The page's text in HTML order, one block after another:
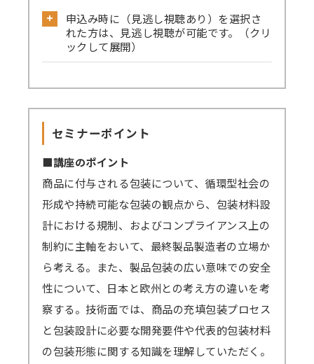
ングをお試しください。
確認はこちら
→Skype／Teams／LINEなど別のミーティン
象が起きる可能性がございます。お手数です
が、これらのアプリは閉じた状態にてZoomに
ご参加ください。
→音声が聞こえない場合の対処例
Zoomアプリのインストール、Zoomへの
サインアップをせずブラウザからの参加も可能
です。
→参加方法はこちら
→一部のブラウザは音声が聞こえないなどの不
具合が起きる可能性があります。
対応ブラウザ
をご確認の上、必ず事前のテ
申込み時に（見逃し視聴あり）を選択さ
れた方は、見逃し視聴が可能です。（クリ
ックして展開）
ミナーの録画動画を一定期間視聴可能です。
しい方、期間内であれば動画を何度も視聴でき
ます。
原則、遅くとも開催4営業日後までに録画動
画の配信を開始します（一部、編集加工しま
す）。
視聴期間はセミナー開催日から4営業日後を
起点に1週間となります。
ex）2/6（月）開催 セミナー → 2/10（金）ま
でに配信開始 → 2/17（金）まで視聴可能
→見逃し視聴について、 こちらから問題なく
視聴できるかご確認ください。（テスト視聴動
セミナーポイント
■講座のポイント
商品に付与される包装について、循環型社会の
形成や持続可能な包装の観点から、包装材料設
計における規制、およびコンプライアンス上の
制約に主軸をおいて、最終製品製造者の立場か
ら考える。また、製品包装の広い意味での安全
性について、日本と欧州との考え方の違いを考
察する。技術面では、商品の充填包装プロセス
と包装設計に必要な開発要件や代表的包装材料
の包装形態に関する知識を理解していただく。